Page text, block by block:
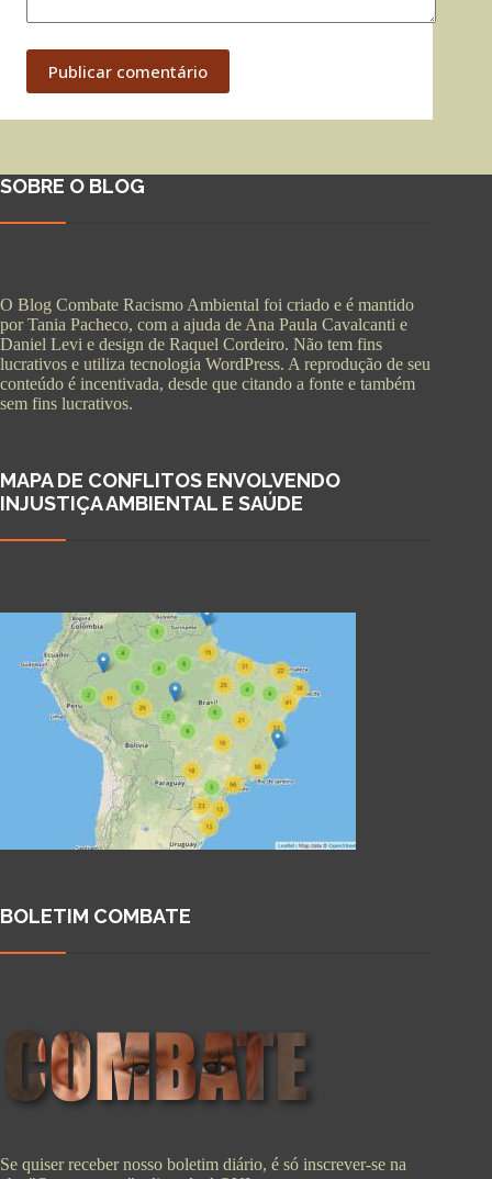
Publicar comentário
SOBRE O BLOG
O Blog Combate Racismo Ambiental foi criado e é mantido
por Tania Pacheco, com a ajuda de Ana Paula Cavalcanti e
Daniel Levi e design de Raquel Cordeiro. Não tem fins
lucrativos e utiliza tecnologia WordPress. A reprodução de seu
conteúdo é incentivada, desde que citando a fonte e também
sem fins lucrativos.
MAPA DE CONFLITOS ENVOLVENDO
INJUSTIÇA AMBIENTAL E SAÚDE
BOLETIM COMBATE
Se quiser receber nosso boletim diário, é só inscrever-se na